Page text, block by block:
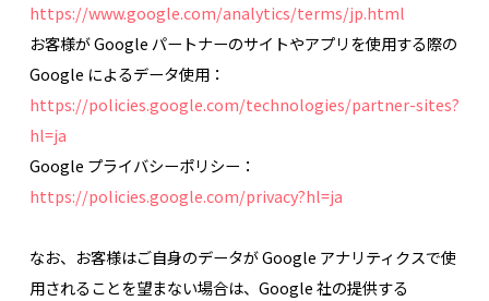
https://www.google.com/analytics/terms/jp.html
お客様が Google パートナーのサイトやアプリを使用する際の
Google によるデータ使用：
https://policies.google.com/technologies/partner-sites?
hl=ja
Google プライバシーポリシー：
https://policies.google.com/privacy?hl=ja
なお、お客様はご自身のデータが Google アナリティクスで使
用されることを望まない場合は、Google 社の提供する